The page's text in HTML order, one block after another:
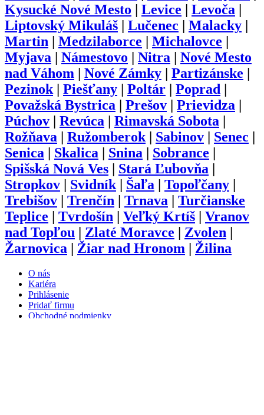
Kysucké Nové Mesto | Levice | Levoča |
Liptovský Mikuláš | Lučenec | Malacky |
Martin | Medzilaborce | Michalovce |
Myjava | Námestovo | Nitra | Nové Mesto
nad Váhom | Nové Zámky | Partizánske |
Pezinok | Piešťany | Poltár | Poprad |
Považská Bystrica | Prešov | Prievidza |
Púchov | Revúca | Rimavská Sobota |
Rožňava | Ružomberok | Sabinov | Senec |
Senica | Skalica | Snina | Sobrance |
Spišská Nová Ves | Stará Ľubovňa |
Stropkov | Svidník | Šaľa | Topoľčany |
Trebišov | Trenčín | Trnava | Turčianske
Teplice | Tvrdošín | Veľký Krtíš | Vranov
nad Topľou | Zlaté Moravce | Zvolen |
Žarnovica | Žiar nad Hronom | Žilina
O nás
Kariéra
Prihlásenie
Pridať firmu
Obchodné podmienky